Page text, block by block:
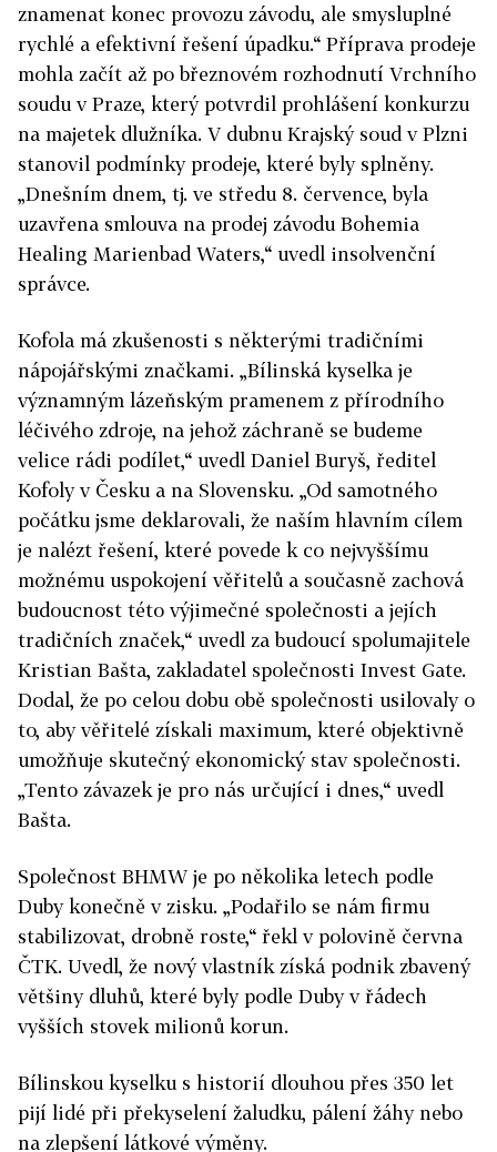
znamenat konec provozu závodu, ale smysluplné
rychlé a efektivní řešení úpadku.“ Příprava prodeje
mohla začít až po březnovém rozhodnutí Vrchního
soudu v Praze, který potvrdil prohlášení konkurzu
na majetek dlužníka. V dubnu Krajský soud v Plzni
stanovil podmínky prodeje, které byly splněny.
„Dnešním dnem, tj. ve středu 8. července, byla
uzavřena smlouva na prodej závodu Bohemia
Healing Marienbad Waters,“ uvedl insolvenční
správce.
Kofola má zkušenosti s některými tradičními
nápojářskými značkami. „Bílinská kyselka je
významným lázeňským pramenem z přírodního
léčivého zdroje, na jehož záchraně se budeme
velice rádi podílet,“ uvedl Daniel Buryš, ředitel
Kofoly v Česku a na Slovensku. „Od samotného
počátku jsme deklarovali, že naším hlavním cílem
je nalézt řešení, které povede k co nejvyššímu
možnému uspokojení věřitelů a současně zachová
budoucnost této výjimečné společnosti a jejích
tradičních značek,“ uvedl za budoucí spolumajitele
Kristian Bašta, zakladatel společnosti Invest Gate.
Dodal, že po celou dobu obě společnosti usilovaly o
to, aby věřitelé získali maximum, které objektivně
umožňuje skutečný ekonomický stav společnosti.
„Tento závazek je pro nás určující i dnes,“ uvedl
Bašta.
Společnost BHMW je po několika letech podle
Duby konečně v zisku. „Podařilo se nám firmu
stabilizovat, drobně roste,“ řekl v polovině června
ČTK. Uvedl, že nový vlastník získá podnik zbavený
většiny dluhů, které byly podle Duby v řádech
vyšších stovek milionů korun.
Bílinskou kyselku s historií dlouhou přes 350 let
pijí lidé při překyselení žaludku, pálení žáhy nebo
na zlepšení látkové výměny.